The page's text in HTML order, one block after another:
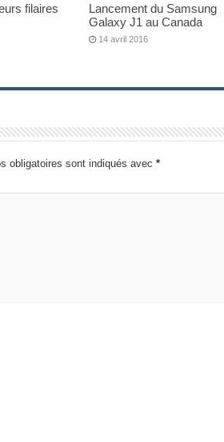
filaires
Lancement du Samsung
Galaxy J1 au Canada
14 avril 2016
obligatoires sont indiqués avec *